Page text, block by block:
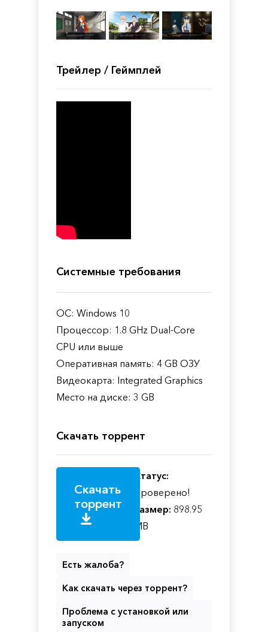
Трейлер / Геймплей
Системные требования
ОС: Windows 10
Процессор: 1.8 GHz Dual-Core
CPU или выше
Оперативная память: 4 GB ОЗУ
Видеокарта: Integrated Graphics
Место на диске: 3 GB
Скачать торрент
Скачать
торрент
Статус:
Проверено!
Размер: 898.95
MB
Есть жалоба?
Как скачать через торрент?
Проблема с установкой или
запуском